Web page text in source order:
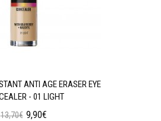
ANTI AGE ERASER EYE
- 01 LIGHT
13,70€ 9,90€